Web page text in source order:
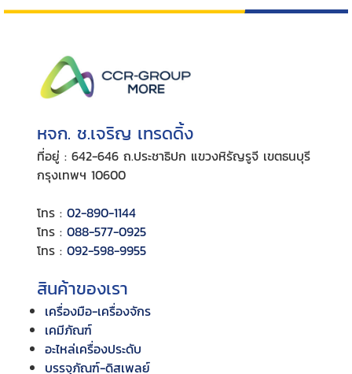
หจก. ช.เจริญ เทรดดิ้ง
ที่อยู่ : 642-646 ถ.ประชาธิปก แขวงหิรัญรูจี เขตธนบุรี
กรุงเทพฯ 10600
โทร : 02-890-1144
โทร : 088-577-0925
โทร : 092-598-9955
สินค้าของเรา
เครื่องมือ-เครื่องจักร
เคมีภัณฑ์
อะไหล่เครื่องประดับ
บรรจุภัณฑ์-ดิสเพลย์